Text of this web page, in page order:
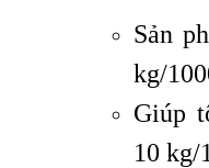
Sản
kg/
Giúp
10 kg/